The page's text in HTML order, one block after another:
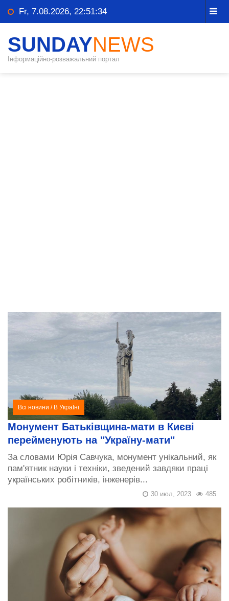
Fr, 7.08.2026, 22:51:34
SUNDAYNEWS
Інформаційно-розважальний портал
Всі новини / В УкраЇні
Монумент Батьківщина-мати в Києві
перейменують на "Україну-мати"
За словами Юрія Савчука, монумент унікальний, як
пам'ятник науки і техніки, зведений завдяки праці
українських робітників, інженерів...
485
30 июл, 2023